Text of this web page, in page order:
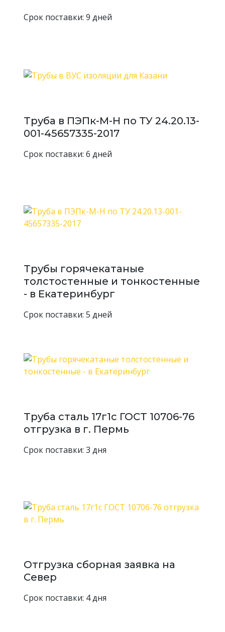
38 3,5 20 ГОСТ
8732-78
ГОСТ 54159-
Срок поставки: 9 дней
Труба в ПЭПк-М-Н по ТУ 24.20.13-
001-45657335-2017
Срок поставки: 6 дней
Трубы горячекатаные
толстостенные и тонкостенные
- в Екатеринбург
Срок поставки: 5 дней
Труба сталь 17г1с ГОСТ 10706-76
отгрузка в г. Пермь
Срок поставки: 3 дня
Отгрузка сборная заявка на
Север
Срок поставки: 4 дня